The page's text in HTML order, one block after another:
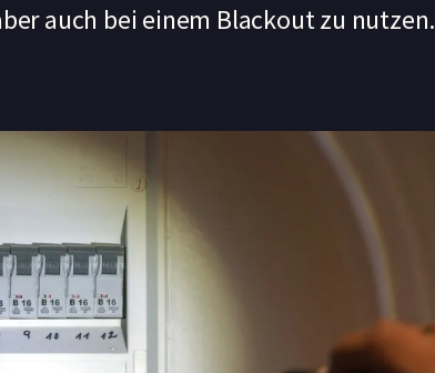
auch bei einem Blackout zu nutzen.